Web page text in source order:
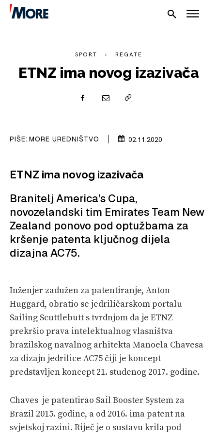
SPORT
PLOVIDBA
SPIZA
VELIKE PRIČE
PRETPLATA
SPORT REGATE
ETNZ ima novog izazivača
PIŠE: MORE UREDNIŠTVO 02.11.2020
ETNZ ima novog izazivača
Branitelj America’s Cupa,
novozelandski tim Emirates Team New
Zealand ponovo pod optužbama za
kršenje patenta ključnog dijela
dizajna AC75.
Inženjer zadužen za patentiranje, Anton
Huggard, obratio se jedriličarskom portalu
Sailing Scuttlebutt s tvrdnjom da je ETNZ
prekršio prava intelektualnog vlasništva
brazilskog navalnog arhitekta Manoela Chavesa
za dizajn jedrilice AC75 čiji je koncept
predstavljen koncept 21. studenog 2017. godine.
Chaves je patentirao Sail Booster System za
Brazil 2015. godine, a od 2016. ima patent na
svjetskoj razini. Riječ je o sustavu krila pod